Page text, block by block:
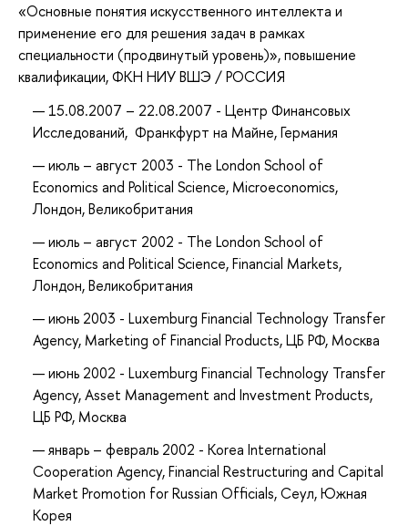
«Основные понятия искусственного интеллекта и
применение его для решения задач в рамках
специальности (продвинутый уровень)», повышение
квалификации, ФКН НИУ ВШЭ / РОССИЯ
15.08.2007 – 22.08.2007 - Центр Финансовых
Исследований, Франкфурт на Майне, Германия
июль – август 2003 - The London School of
Economics and Political Science, Microeconomics,
Лондон, Великобритания
июль – август 2002 - The London School of
Economics and Political Science, Financial Markets,
Лондон, Великобритания
июнь 2003 - Luxemburg Financial Technology Transfer
Agency, Marketing of Financial Products, ЦБ РФ, Москва
июнь 2002 - Luxemburg Financial Technology Transfer
Agency, Asset Management and Investment Products,
ЦБ РФ, Москва
январь – февраль 2002 - Korea International
Cooperation Agency, Financial Restructuring and Capital
Market Promotion for Russian Officials, Сеул, Южная
Корея